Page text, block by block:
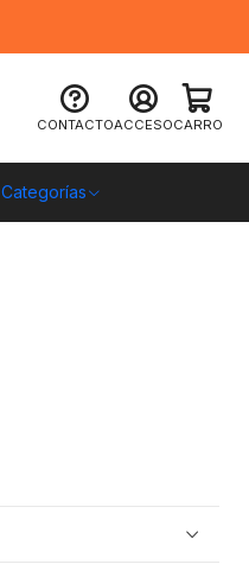
CONTACTOACCESOCARRO
14650HX, RTX